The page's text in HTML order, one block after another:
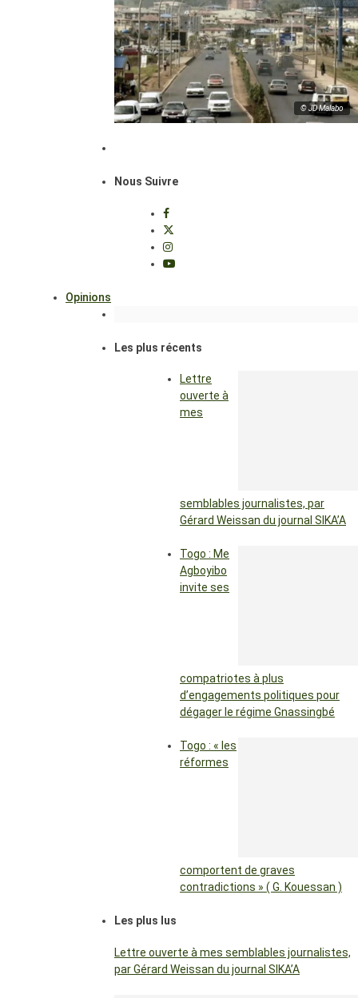
© JD Malabo
Nous Suivre
Opinions
Les plus récents
Lettre
ouverte à
mes
semblables journalistes, par
Gérard Weissan du journal SIKA’A
Togo : Me
Agboyibo
invite ses
compatriotes à plus
d’engagements politiques pour
dégager le régime Gnassingbé
Togo : « les
réformes
comportent de graves
contradictions » ( G. Kouessan )
Les plus lus
Lettre ouverte à mes semblables journalistes,
par Gérard Weissan du journal SIKA’A